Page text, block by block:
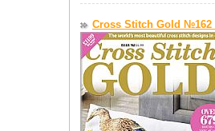
Cross Stitch Gold №162